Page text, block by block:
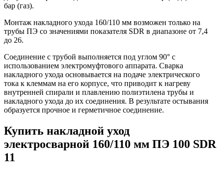
бар (газ).
Монтаж накладного ухода 160/110 мм возможен только на
трубы ПЭ со значениями показателя SDR в диапазоне от 7,4
до 26.
Соединение с трубой выполняется под углом 90° с
использованием электромуфтового аппарата. Сварка
накладного ухода основывается на подаче электрического
тока к клеммам на его корпусе, что приводит к нагреву
внутренней спирали и плавлению полиэтилена трубы и
накладного ухода до их соединения. В результате остывания
образуется прочное и герметичное соединение.
Купить накладной уход
электросварной 160/110 мм ПЭ 100 SDR
11